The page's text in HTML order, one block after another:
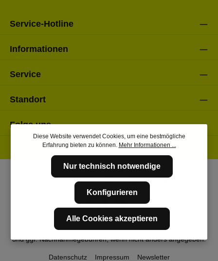
Service-Hotline
Informationen
Service
Standort
Folge uns
* Alle Preise inkl. gesetzl. Mehrwertsteuer zzgl.Versandkosten
und ggf. Nachnahmegebühren, wenn nicht anders angegeben.
Datenschutz Impressum Newsletter
Diese Website verwendet Cookies, um eine bestmögliche
Erfahrung bieten zu können. Mehr Informationen ...
Nur technisch notwendige
Konfigurieren
Alle Cookies akzeptieren